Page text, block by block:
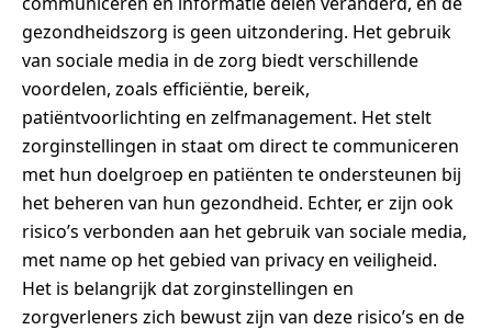
gezondheidszorg is geen uitzondering. Het gebruik
van sociale media in de zorg biedt verschillende
voordelen, zoals efficiëntie, bereik,
patiëntvoorlichting en zelfmanagement. Het stelt
zorginstellingen in staat om direct te communiceren
met hun doelgroep en patiënten te ondersteunen bij
het beheren van hun gezondheid. Echter, er zijn ook
risico’s verbonden aan het gebruik van sociale media,
met name op het gebied van privacy en veiligheid.
Het is belangrijk dat zorginstellingen en
zorgverleners zich bewust zijn van deze risico’s en de